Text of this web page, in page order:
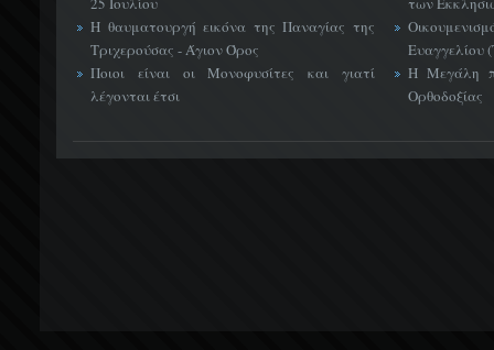
Η θαυματουργή εικόνα της Παναγίας της
Τριχερούσας - Άγιον Όρος
Ποιοι είναι οι Μονοφυσίτες και γιατί
λέγονται έτσι
Ευαγγελίου
Η Μεγάλη
Ορθοδοξίας